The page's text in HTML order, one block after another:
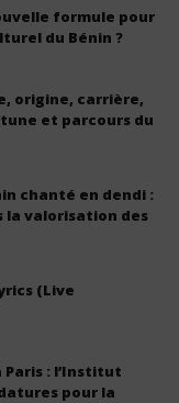
formule pour
du Bénin ?
origine, carrière,
et parcours du
chanté en dendi :
la valorisation des
(Live
: l’Institut
pour la